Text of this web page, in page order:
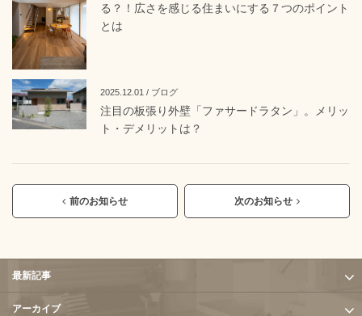
る？！広さを感じる住まいにする７つのポイント
とは
2025.12.01 / ブログ
注目の板張り外壁「ファサードラタン」。メリッ
ト・デメリットは？
前のお知らせ 次のお知らせ
最新記事
アーカイブ